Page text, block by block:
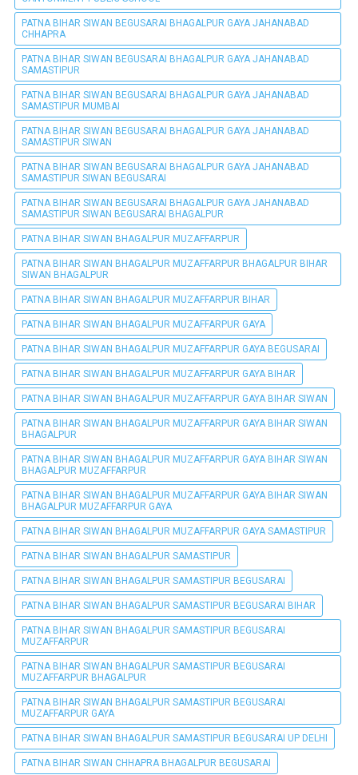
PATNA BIHAR SIWAN BEGUSARAI BHAGALPUR GAYA JAHANABAD
CHHAPRA
PATNA BIHAR SIWAN BEGUSARAI BHAGALPUR GAYA JAHANABAD
SAMASTIPUR
PATNA BIHAR SIWAN BEGUSARAI BHAGALPUR GAYA JAHANABAD
SAMASTIPUR MUMBAI
PATNA BIHAR SIWAN BEGUSARAI BHAGALPUR GAYA JAHANABAD
SAMASTIPUR SIWAN
PATNA BIHAR SIWAN BEGUSARAI BHAGALPUR GAYA JAHANABAD
SAMASTIPUR SIWAN BEGUSARAI
PATNA BIHAR SIWAN BEGUSARAI BHAGALPUR GAYA JAHANABAD
SAMASTIPUR SIWAN BEGUSARAI BHAGALPUR
PATNA BIHAR SIWAN BHAGALPUR MUZAFFARPUR
PATNA BIHAR SIWAN BHAGALPUR MUZAFFARPUR BHAGALPUR BIHAR
SIWAN BHAGALPUR
PATNA BIHAR SIWAN BHAGALPUR MUZAFFARPUR BIHAR
PATNA BIHAR SIWAN BHAGALPUR MUZAFFARPUR GAYA
PATNA BIHAR SIWAN BHAGALPUR MUZAFFARPUR GAYA BEGUSARAI
PATNA BIHAR SIWAN BHAGALPUR MUZAFFARPUR GAYA BIHAR
PATNA BIHAR SIWAN BHAGALPUR MUZAFFARPUR GAYA BIHAR SIWAN
PATNA BIHAR SIWAN BHAGALPUR MUZAFFARPUR GAYA BIHAR SIWAN
BHAGALPUR
PATNA BIHAR SIWAN BHAGALPUR MUZAFFARPUR GAYA BIHAR SIWAN
BHAGALPUR MUZAFFARPUR
PATNA BIHAR SIWAN BHAGALPUR MUZAFFARPUR GAYA BIHAR SIWAN
BHAGALPUR MUZAFFARPUR GAYA
PATNA BIHAR SIWAN BHAGALPUR MUZAFFARPUR GAYA SAMASTIPUR
PATNA BIHAR SIWAN BHAGALPUR SAMASTIPUR
PATNA BIHAR SIWAN BHAGALPUR SAMASTIPUR BEGUSARAI
PATNA BIHAR SIWAN BHAGALPUR SAMASTIPUR BEGUSARAI BIHAR
PATNA BIHAR SIWAN BHAGALPUR SAMASTIPUR BEGUSARAI
MUZAFFARPUR
PATNA BIHAR SIWAN BHAGALPUR SAMASTIPUR BEGUSARAI
MUZAFFARPUR BHAGALPUR
PATNA BIHAR SIWAN BHAGALPUR SAMASTIPUR BEGUSARAI
MUZAFFARPUR GAYA
PATNA BIHAR SIWAN BHAGALPUR SAMASTIPUR BEGUSARAI UP DELHI
PATNA BIHAR SIWAN CHHAPRA BHAGALPUR BEGUSARAI